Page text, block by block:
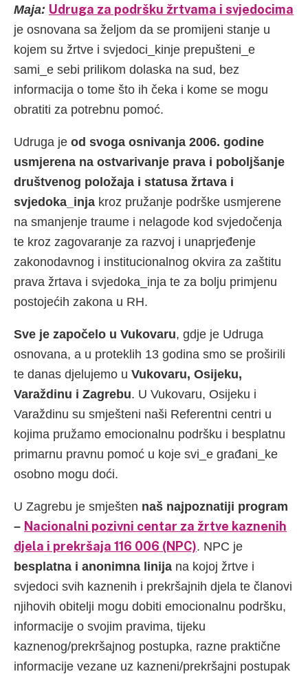
Maja: Udruga za podršku žrtvama i svjedocima
je osnovana sa željom da se promijeni stanje u
kojem su žrtve i svjedoci_kinje prepušteni_e
sami_e sebi prilikom dolaska na sud, bez
informacija o tome što ih čeka i kome se mogu
obratiti za potrebnu pomoć.
Udruga je od svoga osnivanja 2006. godine
usmjerena na ostvarivanje prava i poboljšanje
društvenog položaja i statusa žrtava i
svjedoka_inja kroz pružanje podrške usmjerene
na smanjenje traume i nelagode kod svjedočenja
te kroz zagovaranje za razvoj i unaprjeđenje
zakonodavnog i institucionalnog okvira za zaštitu
prava žrtava i svjedoka_inja te za bolju primjenu
postojećih zakona u RH.
Sve je započelo u Vukovaru, gdje je Udruga
osnovana, a u proteklih 13 godina smo se proširili
te danas djelujemo u Vukovaru, Osijeku,
Varaždinu i Zagrebu. U Vukovaru, Osijeku i
Varaždinu su smješteni naši Referentni centri u
kojima pružamo emocionalnu podršku i besplatnu
primarnu pravnu pomoć u koje svi_e građani_ke
osobno mogu doći.
U Zagrebu je smješten naš najpoznatiji program
– Nacionalni pozivni centar za žrtve kaznenih
djela i prekršaja 116 006 (NPC). NPC je
besplatna i anonimna linija na kojoj žrtve i
svjedoci svih kaznenih i prekršajnih djela te članovi
njihovih obitelji mogu dobiti emocionalnu podršku,
informacije o svojim pravima, tijeku
kaznenog/prekršajnog postupka, razne praktične
informacije vezane uz kazneni/prekršajni postupak